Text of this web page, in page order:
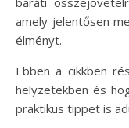
amely jelentősen
élményt.
Ebben a cikkben
helyzetekben és
praktikus tippet is